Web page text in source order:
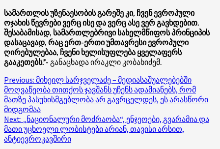
სამართლის უზენაესობის გარეშე კი, ჩვენ ევროპული
ოჯახის წევრები ვერც ისე და ვერც ასე ვერ გავხდებით.
შესაბამისად, სამართლებრივი სახელმწიფოს პრინციპის
დასაცავად, რაც ერთ-ერთი უმთავრესი ევროპული
ღირებულებაა, ჩვენი ხელისუფლება ყველაფერს
გააკეთებს.”- განაცხადა ირაკლი კობახიძემ.
Post
navigation
Previous: მიხეილ სარჯველაძე – მედიასაშუალებებში
მოღვაწეობა თითქოს ჯავშანს უჩენს ადამიანებს, რომ
მათზე პასუხისმგებლობა არ გავრცელდეს, ეს არასწორი
მიდგომაა
Next: „ნაციონალური მოძრაობა“, ენჯეოები, გვარამია და
მათი უცხოელი ლობისტები არიან, თავისი არსით,
ანტიევროკავშირი